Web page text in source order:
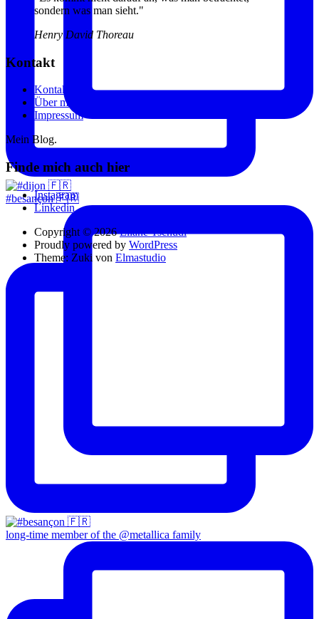
#besançon 🇫🇷
long-time member of the @metallica family
sondern was man sieht."
Henry David Thoreau
Kontakt
Kontakt
Über mich
Impressum
Mein Blog.
Finde mich auch hier
Instagram
Linkedin
Copyright © 2026Eliane Tschudi
Proudly powered by WordPress
Theme: Zuki von Elmastudio